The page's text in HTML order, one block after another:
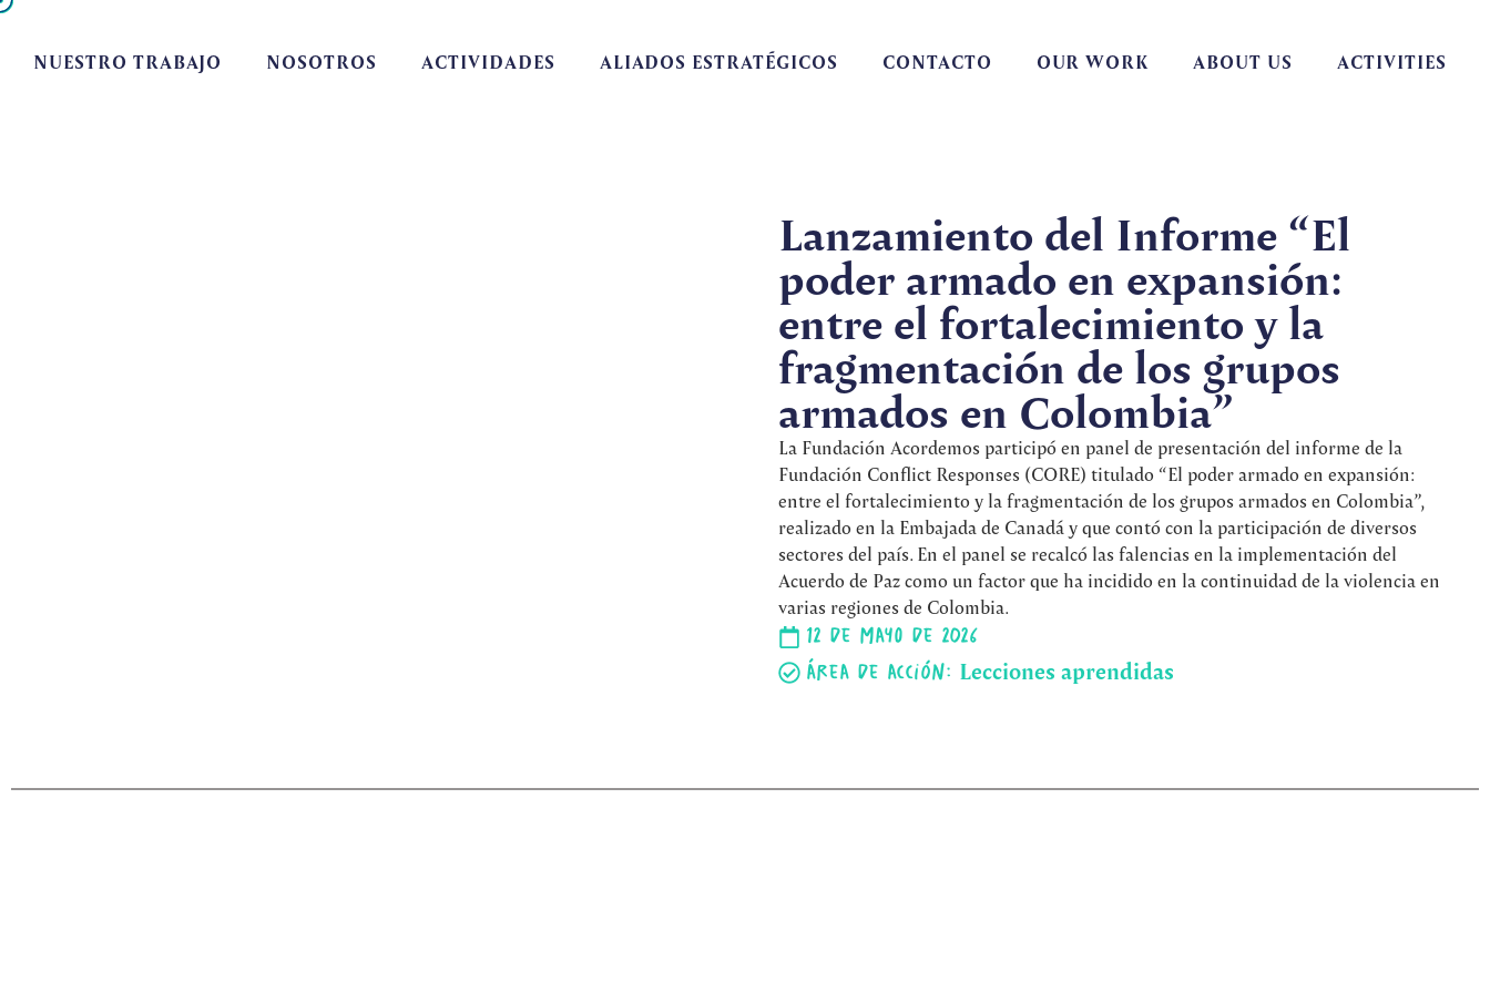
NUESTRO TRABAJO NOSOTROS ACTIVIDADES ALIADOS ESTRATÉGICOS CONTACTO OUR WORK ABOUT US ACTIVITIES
Lanzamiento del Informe “El
poder armado en expansión:
entre el fortalecimiento y la
fragmentación de los grupos
armados en Colombia”
La Fundación Acordemos participó en panel de presentación del informe de la
Fundación Conflict Responses (CORE) titulado “El poder armado en expansión:
entre el fortalecimiento y la fragmentación de los grupos armados en Colombia”,
realizado en la Embajada de Canadá y que contó con la participación de diversos
sectores del país. En el panel se recalcó las falencias en la implementación del
Acuerdo de Paz como un factor que ha incidido en la continuidad de la violencia en
varias regiones de Colombia.
12 de Mayo de 2026
Área de acción: Lecciones aprendidas